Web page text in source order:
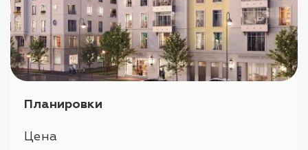
Планировки
Цена